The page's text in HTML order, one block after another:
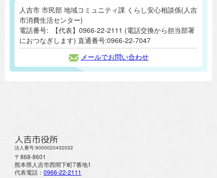
人吉市 市民部 地域コミュニティ課 くらし安心相談係(人吉
市消費生活センター)
電話番号:
【代表】0966-22-2111 (電話交換から担当部署
におつなぎします) 直通番号:0966-22-7047
メールでお問い合わせ
人吉市役所
法人番号:9000020432032
〒868-8601
熊本県人吉市西間下町7番地1
代表電話： 0966-22-2111